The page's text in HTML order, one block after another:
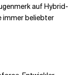
auf Hybrid-
immer beliebter